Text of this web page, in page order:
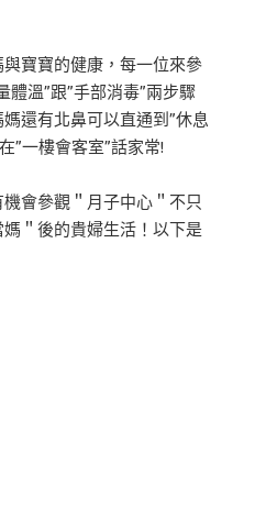
寶寶的健康，每一位來參
體溫”跟”手部消毒”兩步驟
還有北鼻可以直通到”休息
”一樓會客室”話家常!
會參觀＂月子中心＂不只
＂後的貴婦生活！以下是